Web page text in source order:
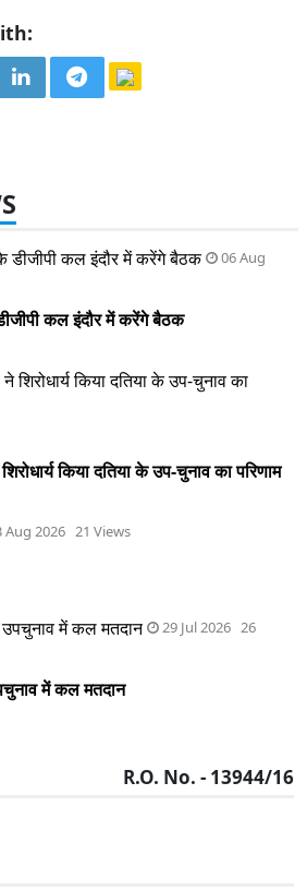
06 Aug
कल इंदौर में करेंगे बैठक
किया दतिया के उप-चुनाव का परिणाम
Aug 2026 21 Views
29 Jul 2026 26
में कल मतदान
R.O. No. - 13944/16